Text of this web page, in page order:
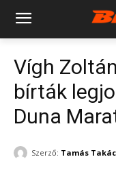
Vígh
bírták
Duna
Szerző: Tamás